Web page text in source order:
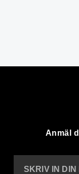
Anmäl
SKRIV IN